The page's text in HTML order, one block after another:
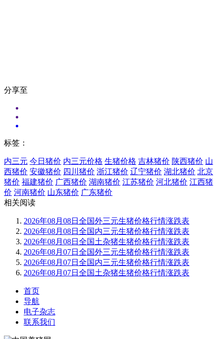
分享至
标签：
内三元 今日猪价 内三元价格 生猪价格 吉林猪价 陕西猪价 山
西猪价 安徽猪价 四川猪价 浙江猪价 辽宁猪价 湖北猪价 北京
猪价 福建猪价 广西猪价 湖南猪价 江苏猪价 河北猪价 江西猪
价 河南猪价 山东猪价 广东猪价
相关阅读
2026年08月08日全国外三元生猪价格行情涨跌表
2026年08月08日全国内三元生猪价格行情涨跌表
2026年08月08日全国土杂猪生猪价格行情涨跌表
2026年08月07日全国外三元生猪价格行情涨跌表
2026年08月07日全国内三元生猪价格行情涨跌表
2026年08月07日全国土杂猪生猪价格行情涨跌表
首页
导航
电子杂志
联系我们